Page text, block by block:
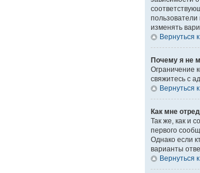
изменять
Вернуться
Почему я не
Ограничение
свяжитесь с
Вернуться
Как мне
Так же, как и
первого
Однако если
варианты
Вернуться